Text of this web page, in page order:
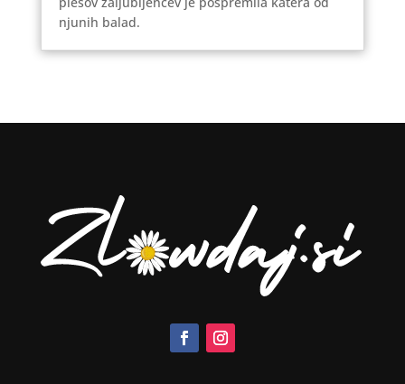
njunih balad.